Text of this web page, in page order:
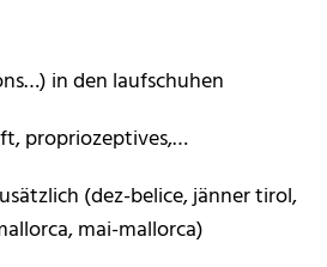
in den laufschuhen
propriozeptives,…
(dez-belice, jänner tirol,
mai-mallorca)